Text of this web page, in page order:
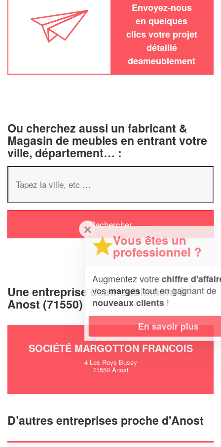
Envoyez-nous
en quelques
clics votre projet
détaillé
deameublement
Ou cherchez aussi un fabricant &
Magasin de meubles en entrant votre
ville, département… :
Une entreprise deameublement à
Anost (71550)
SOCIÉTÉ MARGOTTON FRANCOIS
4 Les Roys Bussy
71550 Anost
D’autres entreprises proche d'Anost
Vous êtes un
professionnel ?
Augmentez votrechiffre d'affaireset
vosmargestout en gagnant de
nouveaux clients!
En savoir plus